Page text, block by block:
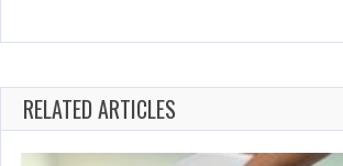
RELATED ARTICLES